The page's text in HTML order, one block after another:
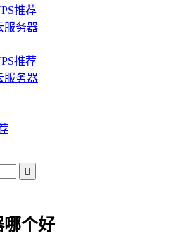
推荐
服务器
推荐
服务器

哪个好